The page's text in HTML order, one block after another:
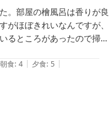
。部屋の檜風呂は香りが良
がほぼきれいなんですが、
るところがあったので掃除
レなのでたまりやすい部分
いします。また、同じ部屋
朝食: 4 | 夕食: 5 |